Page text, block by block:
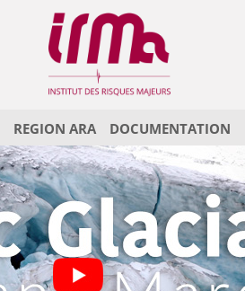
REGION ARA DOCUMENTATION